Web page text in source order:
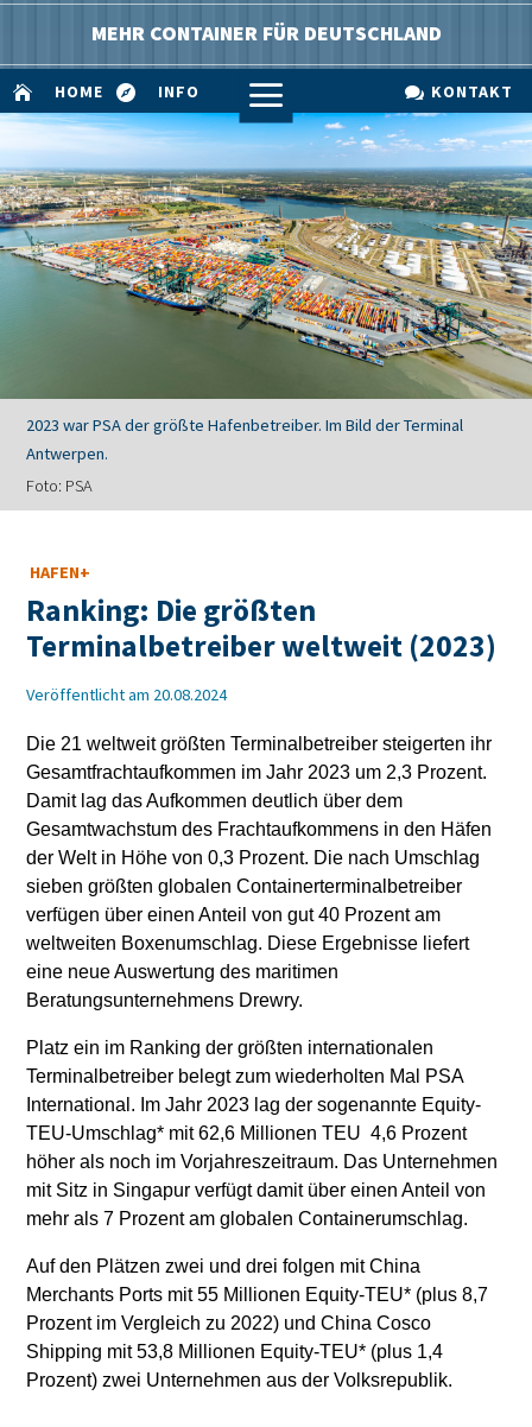
MEHR CONTAINER FÜR DEUTSCHLAND
 HOME  INFO a  KONTAKT
2023 war PSA der größte Hafenbetreiber. Im Bild der Terminal
Antwerpen.
Foto: PSA
HAFEN+
Ranking: Die größten
Terminalbetreiber weltweit (2023)
Veröffentlicht am 20.08.2024
Die 21 weltweit größten Terminalbetreiber steigerten ihr
Gesamtfrachtaufkommen im Jahr 2023 um 2,3 Prozent.
Damit lag das Aufkommen deutlich über dem
Gesamtwachstum des Frachtaufkommens in den Häfen
der Welt in Höhe von 0,3 Prozent. Die nach Umschlag
sieben größten globalen Containerterminalbetreiber
verfügen über einen Anteil von gut 40 Prozent am
weltweiten Boxenumschlag. Diese Ergebnisse liefert
eine neue Auswertung des maritimen
Beratungsunternehmens Drewry.
Platz ein im Ranking der größten internationalen
Terminalbetreiber belegt zum wiederholten Mal PSA
International. Im Jahr 2023 lag der sogenannte Equity-
TEU-Umschlag* mit 62,6 Millionen TEU 4,6 Prozent
höher als noch im Vorjahreszeitraum. Das Unternehmen
mit Sitz in Singapur verfügt damit über einen Anteil von
mehr als 7 Prozent am globalen Containerumschlag.
Auf den Plätzen zwei und drei folgen mit China
Merchants Ports mit 55 Millionen Equity-TEU* (plus 8,7
Prozent im Vergleich zu 2022) und China Cosco
Shipping mit 53,8 Millionen Equity-TEU* (plus 1,4
Prozent) zwei Unternehmen aus der Volksrepublik.